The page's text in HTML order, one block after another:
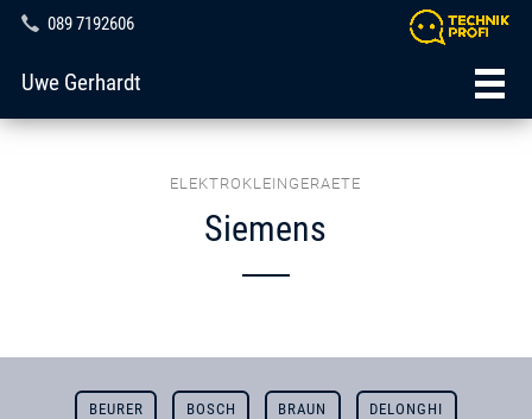
089 7192606
Uwe Gerhardt
ELEKTROKLEINGERAETE
Siemens
BEURER BOSCH BRAUN DELONGHI